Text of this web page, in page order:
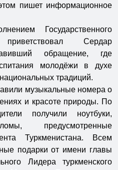
пишет информационное
Государственного
Сердар
обращение, где
молодёжи в духе
традиций.
музыкальные номера о
и красоте природы. По
получили ноутбуки,
предусмотренные
Туркменистана. Всем
подарки от имени главы
Лидера туркменского